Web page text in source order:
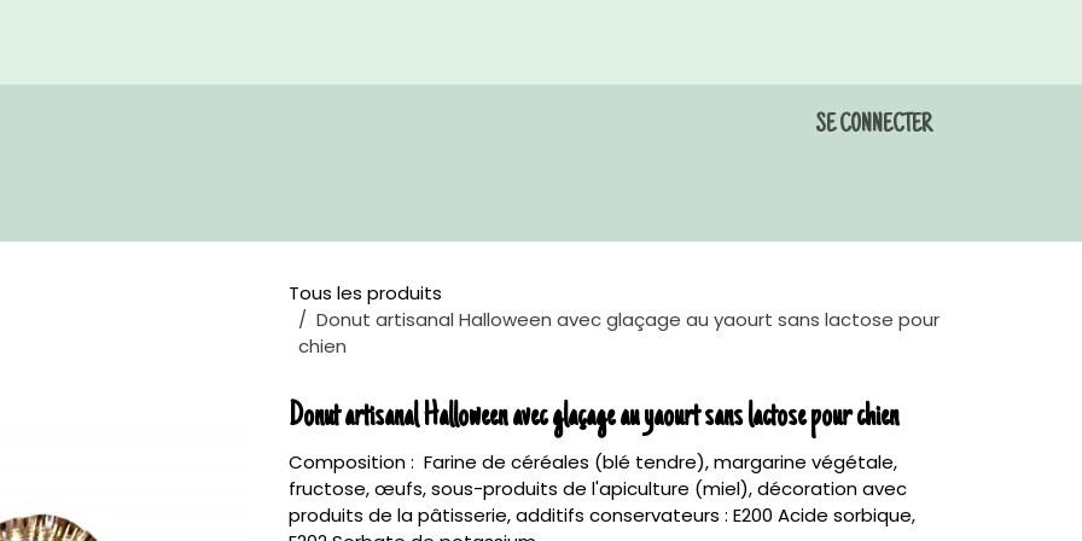
SE CONNECTER
Tous les produits
Donut artisanal Halloween avec glaçage au yaourt sans lactose pour
chien
Donut artisanal Halloween avec glaçage au yaourt sans lactose pour chien
Composition : Farine de céréales (blé tendre), margarine végétale,
fructose, œufs, sous-produits de l'apiculture (miel), décoration avec
produits de la pâtisserie, additifs conservateurs : E200 Acide sorbique,